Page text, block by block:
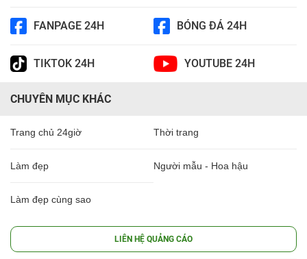
FANPAGE 24H BÓNG ĐÁ 24H
TIKTOK 24H YOUTUBE 24H
CHUYÊN MỤC KHÁC
Trang chủ 24giờ Thời trang
Làm đẹp Người mẫu - Hoa hậu
Làm đẹp cùng sao
LIÊN HỆ QUẢNG CÁO